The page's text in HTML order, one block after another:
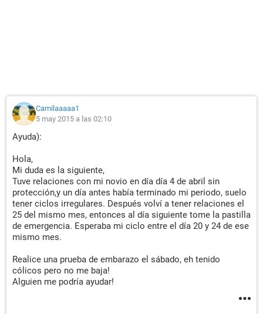
Camilaaaaa1
5 may 2015 a las 02:10
Ayuda):
Hola,
Mi duda es la siguiente,
Tuve relaciones con mi novio en día día 4 de abril sin
protección,y un día antes había terminado mi periodo, suelo
tener ciclos irregulares. Después volví a tener relaciones el
25 del mismo mes, entonces al día siguiente tome la pastilla
de emergencia. Esperaba mi ciclo entre el día 20 y 24 de ese
mismo mes.
Realice una prueba de embarazo el sábado, eh tenido
cólicos pero no me baja!
Alguien me podría ayudar!